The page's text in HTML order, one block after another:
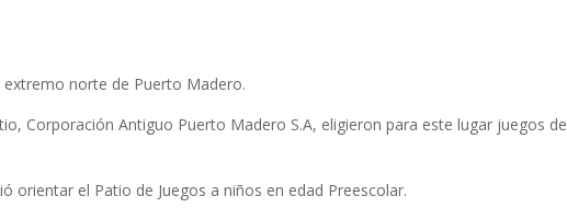
extremo norte de Puerto Madero.
Corporación Antiguo Puerto Madero S.A, eligieron para este lugar juegos de
orientar el Patio de Juegos a niños en edad Preescolar.